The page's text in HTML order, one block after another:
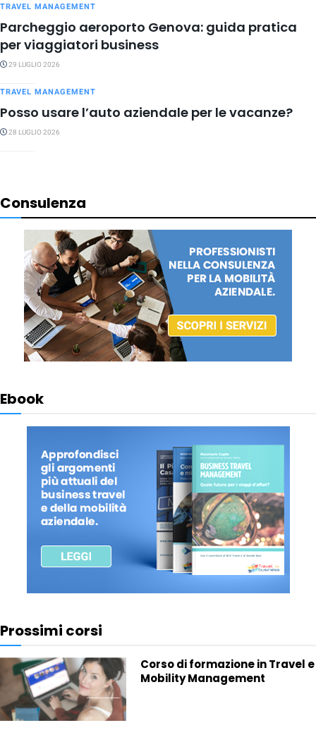
TRAVEL MANAGEMENT
Parcheggio aeroporto Genova: guida pratica
per viaggiatori business
29 LUGLIO 2026
TRAVEL MANAGEMENT
Posso usare l’auto aziendale per le vacanze?
28 LUGLIO 2026
Consulenza
Ebook
Prossimi corsi
Corso di formazione in Travel e
Mobility Management